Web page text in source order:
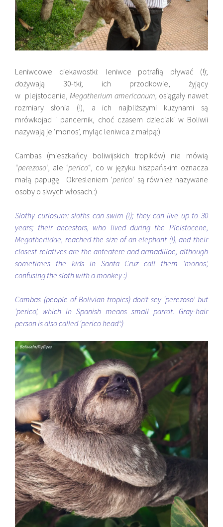
Leniwcowe ciekawostki: leniwce potrafią pływać (!);
dożywają 30-tki; ich przodkowie, żyjący
w plejstocenie, Megatherium americanum, osiągały nawet
rozmiary słonia (!), a ich najbliższymi kuzynami są
mrówkojad i pancernik, choć czasem dzieciaki w Boliwii
nazywają je ‘monos’, myląc leniwca z małpą:)
Cambas (mieszkańcy boliwijskich tropików) nie mówią
“perezoso‘, ale ‘perico“, co w języku hiszpańskim oznacza
małą papugę. Okresleniem ‘perico‘ są również nazywane
osoby o siwych włosach.:)
Slothy curiosum: sloths can swim (!); they can live up to 30
years; their ancestors, who lived during the Pleistocene,
Megatheriidae, reached the size of an elephant (!), and their
closest relatives are the anteatere and armadilloe, although
sometimes the kids in Santa Cruz call them ‘monos’,
confusing the sloth with a monkey :)
Cambas (people of Bolivian tropics) don’t sey ‘perezoso’ but
‘perico’, which in Spanish means small parrot. Gray-hair
person is also called ‘perico head’:)